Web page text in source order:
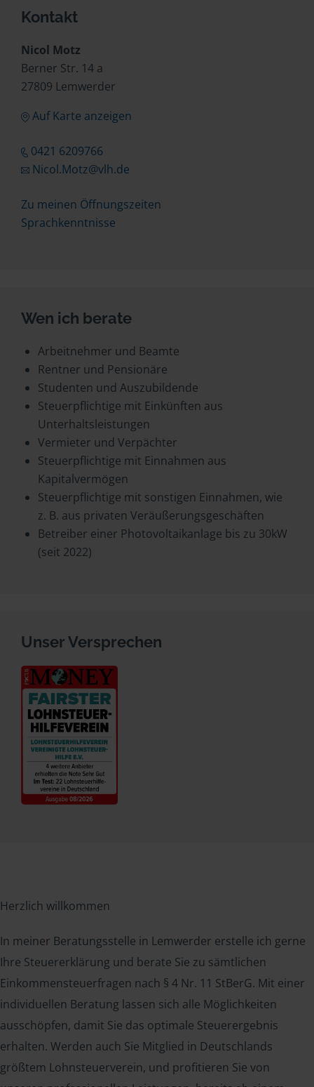
Kontakt
Nicol Motz
Berner Str. 14 a
27809 Lemwerder
Auf Karte anzeigen
0421 6209766
Nicol.Motz@vlh.de
Zu meinen Öffnungszeiten
Sprachkenntnisse
Wen ich berate
Arbeitnehmer und Beamte
Rentner und Pensionäre
Studenten und Auszubildende
Steuerpflichtige mit Einkünften aus
Unterhaltsleistungen
Vermieter und Verpächter
Steuerpflichtige mit Einnahmen aus
Kapitalvermögen
Steuerpflichtige mit sonstigen Einnahmen, wie
z. B. aus privaten Veräußerungsgeschäften
Betreiber einer Photovoltaikanlage bis zu 30kW
(seit 2022)
Unser Versprechen
Herzlich willkommen
In meiner Beratungsstelle in Lemwerder erstelle ich gerne
Ihre Steuererklärung und berate Sie zu sämtlichen
Einkommensteuerfragen nach § 4 Nr. 11 StBerG. Mit einer
individuellen Beratung lassen sich alle Möglichkeiten
ausschöpfen, damit Sie das optimale Steuerergebnis
erhalten. Werden auch Sie Mitglied in Deutschlands
größtem Lohnsteuerverein, und profitieren Sie von